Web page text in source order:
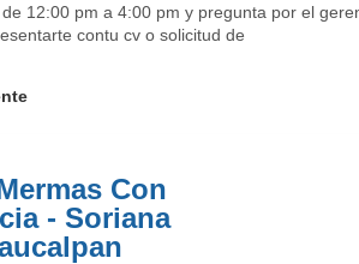
12:00 pm a 4:00 pm y pregunta por el
contu cv o solicitud de
Con
- Soriana